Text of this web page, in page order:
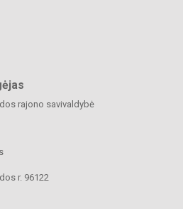
rajono savivaldybė
r. 96122